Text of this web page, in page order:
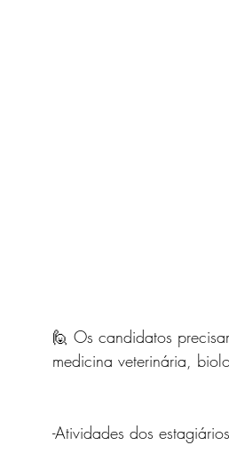
🙋 Os candidatos
medicina veterinária,
-Atividades dos